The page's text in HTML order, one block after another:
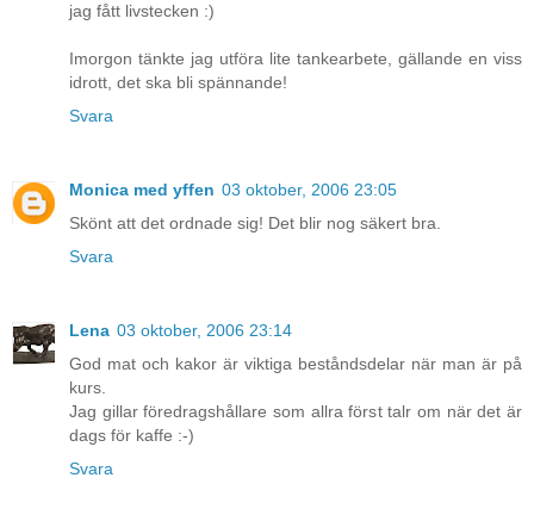
jag fått livstecken :)
Imorgon tänkte jag utföra lite tankearbete, gällande en viss
idrott, det ska bli spännande!
Svara
Monica med yffen 03 oktober, 2006 23:05
Skönt att det ordnade sig! Det blir nog säkert bra.
Svara
Lena 03 oktober, 2006 23:14
God mat och kakor är viktiga beståndsdelar när man är på
kurs.
Jag gillar föredragshållare som allra först talr om när det är
dags för kaffe :-)
Svara